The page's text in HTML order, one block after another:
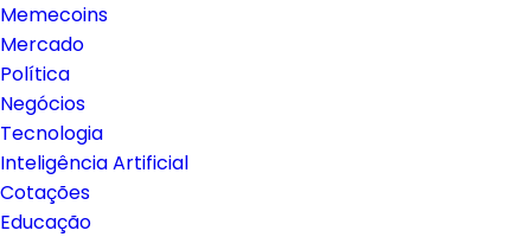
Memecoins
Mercado
Política
Negócios
Tecnologia
Inteligência Artificial
Cotações
Educação